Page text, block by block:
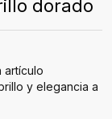
dorado
artículo
y elegancia a